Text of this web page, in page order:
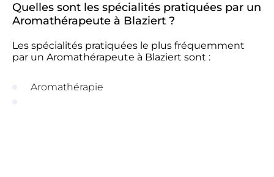
Quelles sont les spécialités pratiquées par un
Aromathérapeute à Blaziert ?
Les spécialités pratiquées le plus fréquemment
par un Aromathérapeute à Blaziert sont :
Aromathérapie